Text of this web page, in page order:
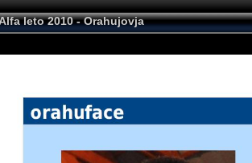
leto 2010 - Orahujovja